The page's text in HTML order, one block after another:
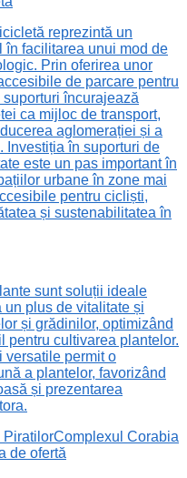
reprezintă un
în facilitarea unui mod de
Prin oferirea unor
de parcare pentru
încurajează
ca mijloc de transport,
aglomerației și a
Investiția în suporturi de
este un pas important în
urbane în zone mai
pentru cicliști,
și sustenabilitatea în
sunt soluții ideale
un plus de vitalitate și
și grădinilor, optimizând
pentru cultivarea plantelor.
versatile permit o
a plantelor, favorizând
și prezentarea
Complexul Corabia
de ofertă